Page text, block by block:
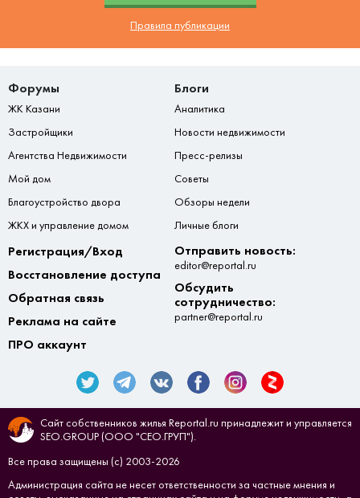
Правила публикации
Форумы
ЖК Казани
Застройщики
Агентства Недвижимости
Мой дом
Благоустройство двора
ЖКХ и управление домом
Блоги
Аналитика
Новости недвижимости
Пресс-релизы
Советы
Обзоры недели
Личные блоги
Регистрация/Вход
Восстановление доступа
Обратная связь
Реклама на сайте
ПРО аккаунт
Отправить новость:
editor@reportal.ru
Обсудить
сотрудничество:
partner@reportal.ru
Сайт собственников жилья Reportal.ru принадлежит и управляется
SEO.GROUP (ООО "СЕО.ГРУП").
Все права защищены (с) 2003-2026
Администрация сайта не несет ответственности за частные мнения и